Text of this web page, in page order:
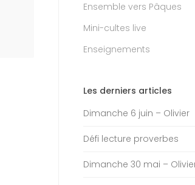
Ensemble vers Pâques
Mini-cultes live
Enseignements
Les derniers articles
Dimanche 6 juin – Olivier
Défi lecture proverbes
Dimanche 30 mai –